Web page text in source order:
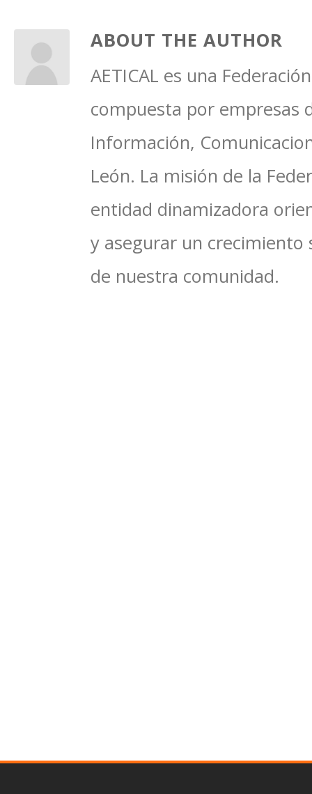
ABOUT THE AUTHOR
AETICAL es una
compuesta por empresas
Información,
León. La misión de la
entidad dinamizadora
y asegurar un crecimiento
de nuestra comunidad.